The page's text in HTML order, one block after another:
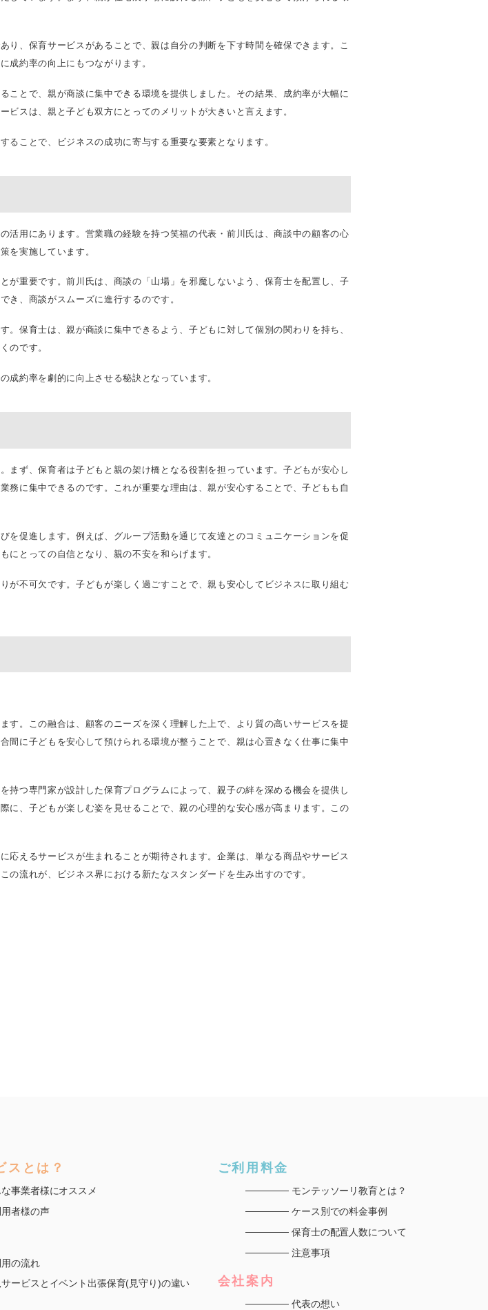
、保育サービスがあることで、親は自分の判断を下す時間を確保できます。こ
成約率の向上にもつながります。
とで、親が商談に集中できる環境を提供しました。その結果、成約率が大幅に
スは、親と子ども双方にとってのメリットが大きいと言えます。
ことで、ビジネスの成功に寄与する重要な要素となります。
活用にあります。営業職の経験を持つ笑福の代表・前川氏は、商談中の顧客の心
を実施しています。
が重要です。前川氏は、商談の「山場」を邪魔しないよう、保育士を配置し、子
き、商談がスムーズに進行するのです。
保育士は、親が商談に集中できるよう、子どもに対して個別の関わりを持ち、
のです。
成約率を劇的に向上させる秘訣となっています。
ず、保育者は子どもと親の架け橋となる役割を担っています。子どもが安心し
に集中できるのです。これが重要な理由は、親が安心することで、子どもも自
を促進します。例えば、グループ活動を通じて友達とのコミュニケーションを促
にとっての自信となり、親の不安を和らげます。
が不可欠です。子どもが楽しく過ごすことで、親も安心してビジネスに取り組む
す。この融合は、顧客のニーズを深く理解した上で、より質の高いサービスを提
間に子どもを安心して預けられる環境が整うことで、親は心置きなく仕事に集中
持つ専門家が設計した保育プログラムによって、親子の絆を深める機会を提供し
に、子どもが楽しむ姿を見せることで、親の心理的な安心感が高まります。この
応えるサービスが生まれることが期待されます。企業は、単なる商品やサービス
流れが、ビジネス界における新たなスタンダードを生み出すのです。
スとは？
な事業者様にオススメ
用者様の声
用の流れ
ービスとイベント出張保育(見守り)の違い
ご利用料金
モンテッソーリ教育とは？
ケース別での料金事例
保育士の配置人数について
注意事項
会社案内
代表の想い